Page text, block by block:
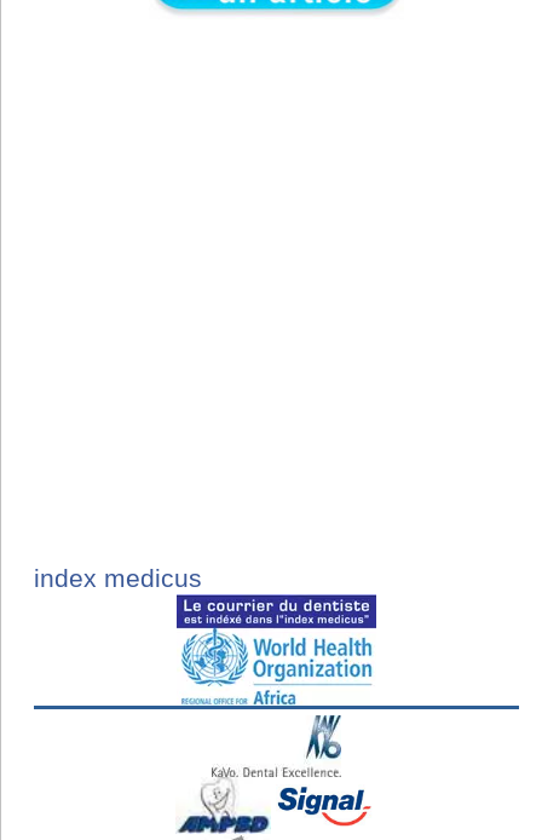
index medicus